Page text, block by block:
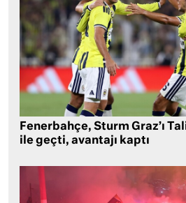
Fenerbahçe, Sturm Graz’ı
ile geçti, avantajı kaptı